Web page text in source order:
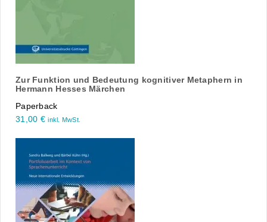
Zur Funktion und Bedeutung kognitiver Metaphern in
Hermann Hesses Märchen
Paperback
31,00 € inkl. MwSt.